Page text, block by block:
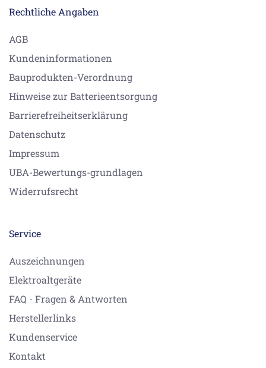
Rechtliche Angaben
AGB
Kundeninformationen
Bauprodukten-Verordnung
Hinweise zur Batterieentsorgung
Barrierefreiheitserklärung
Datenschutz
Impressum
UBA-Bewertungs-grundlagen
Widerrufsrecht
Service
Auszeichnungen
Elektroaltgeräte
FAQ - Fragen & Antworten
Herstellerlinks
Kundenservice
Kontakt